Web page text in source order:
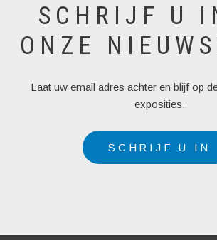
SCHRIJF U
ONZE
Laat uw email adres achter en blijf op
exposities.
SCHRIJF U IN